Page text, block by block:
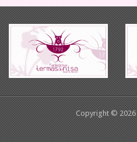
Copyright © 2026